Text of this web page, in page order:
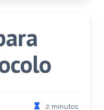
2 minutos